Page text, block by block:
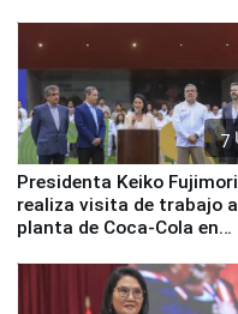
7
Presidenta Keiko Fujimori
realiza visita de trabajo a
planta de Coca-Cola en